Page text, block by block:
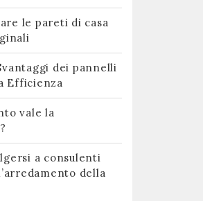
le pareti di casa
dei pannelli
Efficienza
vale la
a consulenti
della